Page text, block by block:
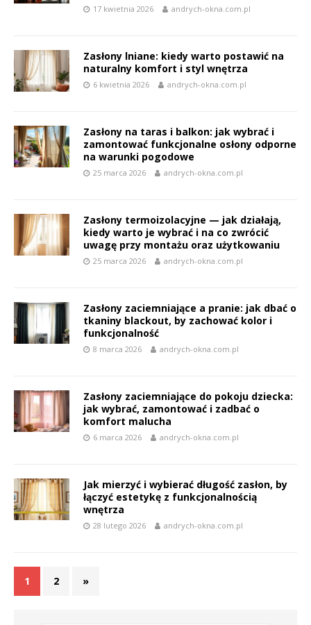
17 kwietnia 2026 andrych-okna.com.pl
Zasłony lniane: kiedy warto postawić na
naturalny komfort i styl wnętrza
6 kwietnia 2026 andrych-okna.com.pl
Zasłony na taras i balkon: jak wybrać i
zamontować funkcjonalne osłony odporne
na warunki pogodowe
25 marca 2026 andrych-okna.com.pl
Zasłony termoizolacyjne — jak działają,
kiedy warto je wybrać i na co zwrócić
uwagę przy montażu oraz użytkowaniu
25 marca 2026 andrych-okna.com.pl
Zasłony zaciemniające a pranie: jak dbać o
tkaniny blackout, by zachować kolor i
funkcjonalność
8 marca 2026 andrych-okna.com.pl
Zasłony zaciemniające do pokoju dziecka:
jak wybrać, zamontować i zadbać o
komfort malucha
6 marca 2026 andrych-okna.com.pl
Jak mierzyć i wybierać długość zasłon, by
łączyć estetykę z funkcjonalnością
wnętrza
28 lutego 2026 andrych-okna.com.pl
1 2 »